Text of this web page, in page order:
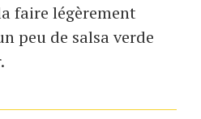
faire légèrement
peu de salsa verde